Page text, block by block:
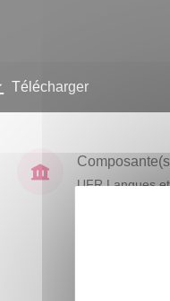
Télécharger
UFR Langues et